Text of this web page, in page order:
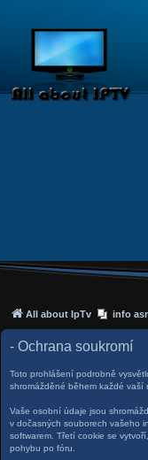
All about IpTv info
- Ochrana soukromí
Toto prohlášení podrobně
shromážděné během každé vaší
Vaše osobní údaje jsou
v dočasných souborech vašeho
softwarem. Třetí cookie se
pohybu po fóru.